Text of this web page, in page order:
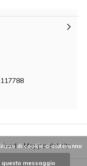
feed Mappa del sito
di cookie ci aiuteranno
questo messaggio